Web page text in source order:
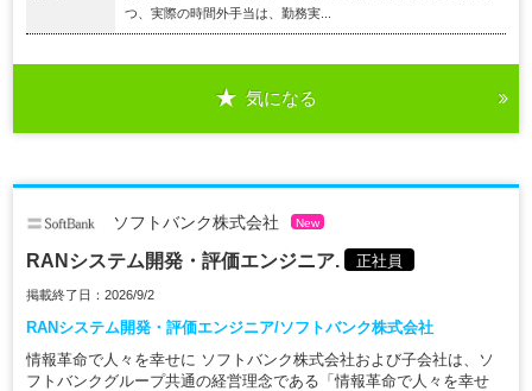
つ、実際の時間外手当は、勤務実...
気になる
ソフトバンク株式会社 New
RANシステム開発・評価エンジニア. 正社員
掲載終了日：2026/9/2
RANシステム開発・評価エンジニア/ソフトバンク株式会社
情報革命で人々を幸せに ソフトバンク株式会社および子会社は、ソ
フトバンクグループ共通の経営理念である「情報革命で人々を幸せ